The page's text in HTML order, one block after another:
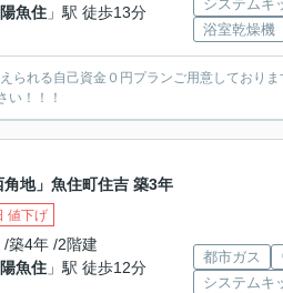
魚住 」駅 徒歩13分
システムキ
浴室乾燥機
られる自己資金０円プランご用意しており
い！！！
角地」魚住町住吉 築3年
値下げ
築4年 /2階建
魚住 」駅 徒歩12分
都市ガス
システムキ